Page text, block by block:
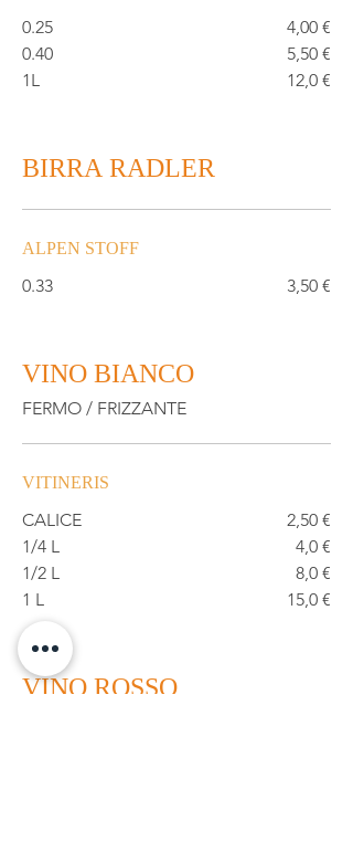
0.25
4,00 €
0.40
5,50 €
1L
12,0 €
BIRRA RADLER
ALPEN STOFF
0.33 3,50 €
VINO BIANCO
FERMO / FRIZZANTE
VITINERIS
CALICE
2,50 €
1/4 L
4,0 €
1/2 L
8,0 €
1 L
15,0 €
VINO ROSSO